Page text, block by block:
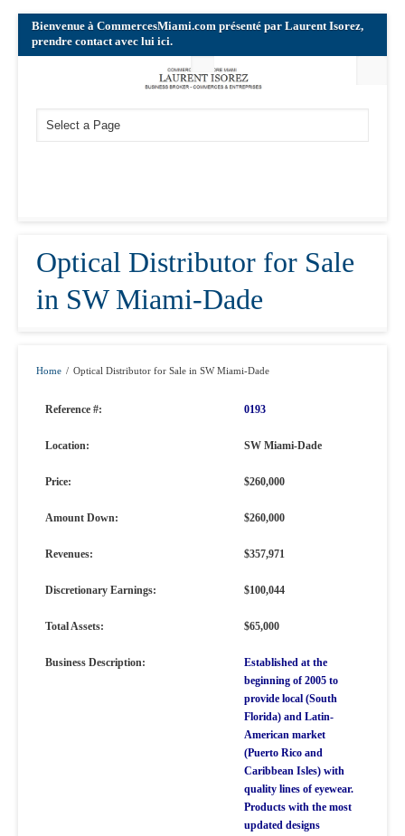
Bienvenue à CommercesMiami.com présenté par Laurent Isorez,
prendre contact avec lui ici.
Optical Distributor for Sale
in SW Miami-Dade
Home / Optical Distributor for Sale in SW Miami-Dade
Reference #: 0193
Location: SW Miami-Dade
Price: $260,000
Amount Down: $260,000
Revenues: $357,971
Discretionary Earnings: $100,044
Total Assets: $65,000
Business Description:
Established at the
beginning of 2005 to
provide local (South
Florida) and Latin-
American market
(Puerto Rico and
Caribbean Isles) with
quality lines of eyewear.
Products with the most
updated designs